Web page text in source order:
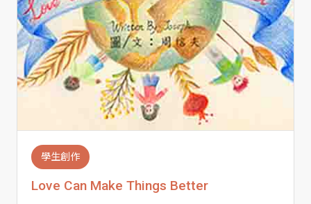
學生創作
Love Can Make Things Better